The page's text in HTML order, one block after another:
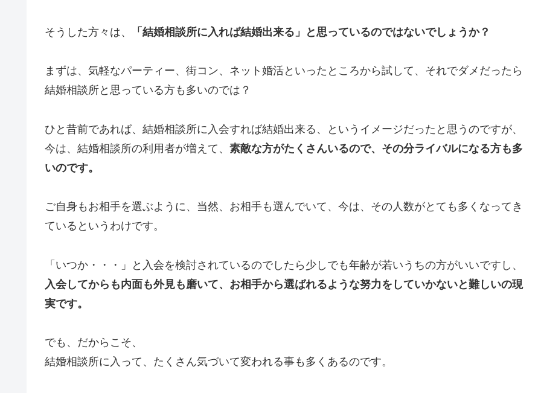
そうした方々は、 「結婚相談所に入れば結婚出来る」と思っているのではないでしょうか？
まずは、気軽なパーティー、街コン、ネット婚活といったところから試して、それでダメだったら
結婚相談所と思っている方も多いのでは？
ひと昔前であれば、結婚相談所に入会すれば結婚出来る、というイメージだったと思うのですが、
今は、結婚相談所の利用者が増えて、 素敵な方がたくさんいるので、その分ライバルになる方も多
いのです。
ご自身もお相手を選ぶように、当然、お相手も選んでいて、今は、その人数がとても多くなってき
ているというわけです。
「いつか・・・」と入会を検討されているのでしたら少しでも年齢が若いうちの方がいいですし、
入会してからも内面も外見も磨いて、お相手から選ばれるような努力をしていかないと難しいの現
実です。
でも、だからこそ、
結婚相談所に入って、たくさん気づいて変われる事も多くあるのです。